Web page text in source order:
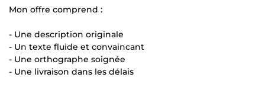
Mon offre comprend :
- Une description originale
- Un texte fluide et convaincant
- Une orthographe soignée
- Une livraison dans les délais